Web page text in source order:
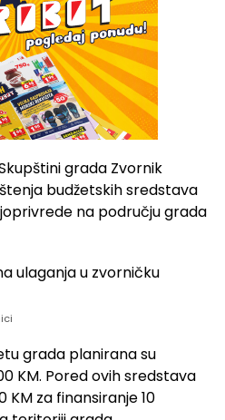
grada Zvornik
budžetskih sredstava
na području grada
grada planirana su
KM. Pored ovih sredstava
KM za finansiranje 10